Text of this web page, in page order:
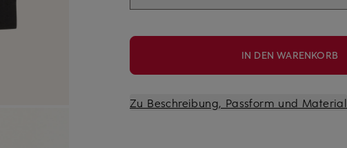
IN DEN WARENKORB
Zu Beschreibung, Passform und Material